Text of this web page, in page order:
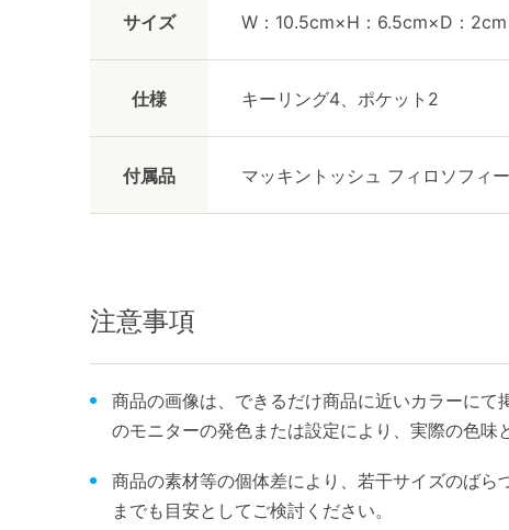
サイズ W：10.5cm×H：6.5cm×D：2cm
仕様 キーリング4、ポケット2
付属品 マッキントッシュ フィロソフィ
注意事項
商品の画像は、できるだけ商品に近いカラーにて
のモニターの発色または設定により、実際の色味
商品の素材等の個体差により、若干サイズのばら
までも目安としてご検討ください。